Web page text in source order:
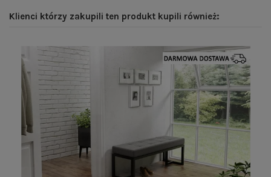
Klienci którzy zakupili ten produkt kupili również: